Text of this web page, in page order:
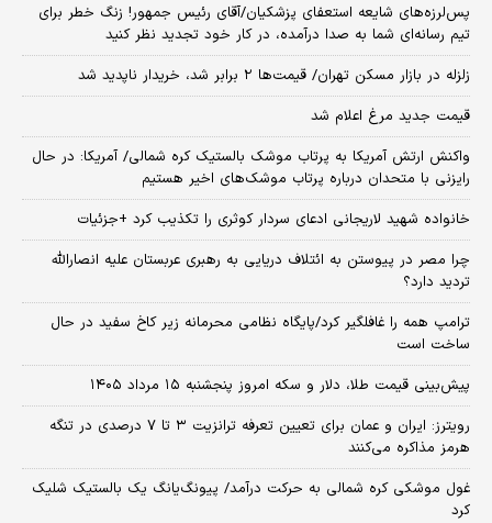
پس‌لرزه‌های شایعه استعفای پزشکیان/آقای رئیس جمهور! زنگ خطر برای
تیم رسانه‌ای شما به صدا درآمده، در کار خود تجدید نظر کنید
زلزله در بازار مسکن تهران/ قیمت‌ها ۲ برابر شد، خریدار ناپدید شد
قیمت جدید مرغ اعلام شد
واکنش ارتش آمریکا به پرتاب موشک بالستیک کره شمالی/ آمریکا: در حال
رایزنی با متحدان درباره پرتاب موشک‌های اخیر هستیم
خانواده شهید لاریجانی ادعای سردار کوثری را تکذیب کرد +جزئیات
چرا مصر در پیوستن به ائتلاف دریایی به رهبری عربستان علیه انصارالله
تردید دارد؟
ترامپ همه را غافلگیر کرد/پایگاه نظامی محرمانه زیر کاخ سفید در حال
ساخت است
پیش‌بینی قیمت طلا، دلار و سکه امروز پنجشنبه ۱۵ مرداد ۱۴۰۵
رویترز: ایران و عمان برای تعیین تعرفه ترانزیت ۳ تا ۷ درصدی در تنگه
هرمز مذاکره می‌کنند
غول موشکی کره شمالی به حرکت درآمد/ پیونگ‌یانگ یک بالستیک شلیک
کرد